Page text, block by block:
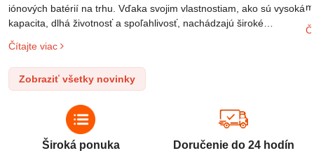
iónových batérií na trhu. Vďaka svojim vlastnostiam, ako sú vysoká
kapacita, dlhá životnosť a spoľahlivosť, nachádzajú široké
po elektrické vozidlá. Pochopenie ich delenia, označovania a
správneho používania je kľúčom k ich efektívnemu a bezpečnému
využitiu.
Čítajte viac
Zobraziť všetky novinky
Široká ponuka Doručenie do 24 hodín